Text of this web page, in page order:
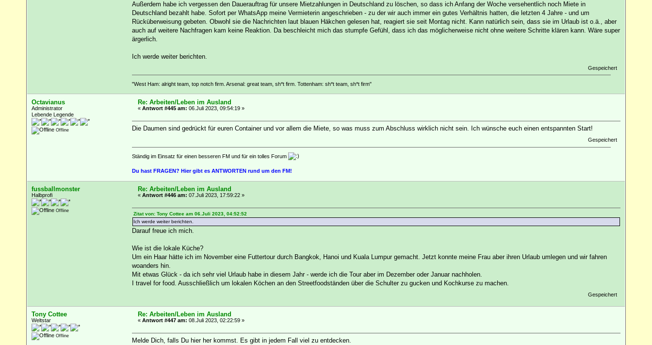
Außerdem habe ich vergessen den Dauerauftrag für unsere Mietzahlungen in Deutschland zu löschen, so dass ich Anfang der Woche versehentlich noch Miete in
Deutschland bezahlt habe. Sofort per WhatsApp meine Vermieterin angeschrieben - zu der wir auch immer ein gutes Verhältnis hatten, die letzten 4 Jahre - und um
Rücküberweisung gebeten. Obwohl sie die Nachrichten laut blauen Häkchen gelesen hat, reagiert sie seit Montag nicht. Kann natürlich sein, dass sie im Urlaub ist o.ä., aber
auch auf weitere Nachfragen kam keine Reaktion. Da beschleicht mich das stumpfe Gefühl, dass ich das möglicherweise nicht ohne weitere Schritte klären kann. Wäre super
ärgerlich.
Ich werde weiter berichten.
Gespeichert
"West Ham: alright team, top notch firm. Arsenal: great team, sh*t firm. Tottenham: sh*t team, sh*t firm"
Octavianus
Administrator
Lebende Legende
Offline
Re: Arbeiten/Leben im Ausland
« Antwort #445 am: 06.Juli 2023, 09:54:19 »
Die Daumen sind gedrückt für euren Container und vor allem die Miete, so was muss zum Abschluss wirklich nicht sein. Ich wünsche euch einen entspannten Start!
Gespeichert
Ständig im Einsatz für einen besseren FM und für ein tolles Forum
Du hast FRAGEN? Hier gibt es ANTWORTEN rund um den FM!
fussballmonster
Halbprofi
Offline
Re: Arbeiten/Leben im Ausland
« Antwort #446 am: 07.Juli 2023, 17:59:22 »
Zitat von: Tony Cottee am 06.Juli 2023, 04:52:52
Ich werde weiter berichten.
Darauf freue ich mich.
Wie ist die lokale Küche?
Um ein Haar hätte ich im November eine Futtertour durch Bangkok, Hanoi und Kuala Lumpur gemacht. Jetzt konnte meine Frau aber ihren Urlaub umlegen und wir fahren
woanders hin.
Mit etwas Glück - da ich sehr viel Urlaub habe in diesem Jahr - werde ich die Tour aber im Dezember oder Januar nachholen.
I travel for food. Ausschließlich um lokalen Köchen an den Streetfoodständen über die Schulter zu gucken und Kochkurse zu machen.
Gespeichert
Tony Cottee
Weltstar
Offline
Re: Arbeiten/Leben im Ausland
« Antwort #447 am: 08.Juli 2023, 02:22:59 »
Melde Dich, falls Du hier her kommst. Es gibt in jedem Fall viel zu entdecken.